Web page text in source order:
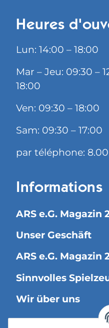
Heures
Lun: 14:00 – 18:00
Mar – Jeu: 09:30 –
18:00
Ven: 09:30 – 18:00
Sam: 09:30 – 17:00
par téléphone:
Informations
ARS e.G. Magazin
Unser Geschäft
ARS e.G. Magazin
Sinnvolles
Wir über uns